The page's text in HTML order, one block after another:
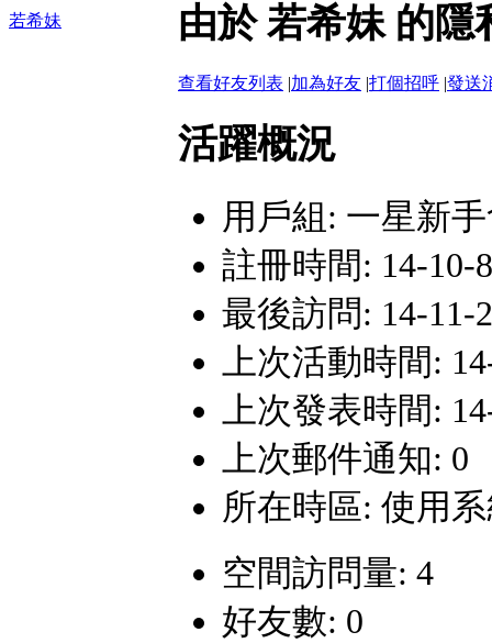
若希妹 由於 若希妹 的
查看好友列表 |加為好友 |打個招呼 |發送
活躍概況
用戶組: 一星新
註冊時間: 14-10-
最後訪問: 14-11-
上次活動時間:
上次發表時間:
上次郵件通知: 0
所在時區: 使用
空間訪問量: 4
好友數: 0